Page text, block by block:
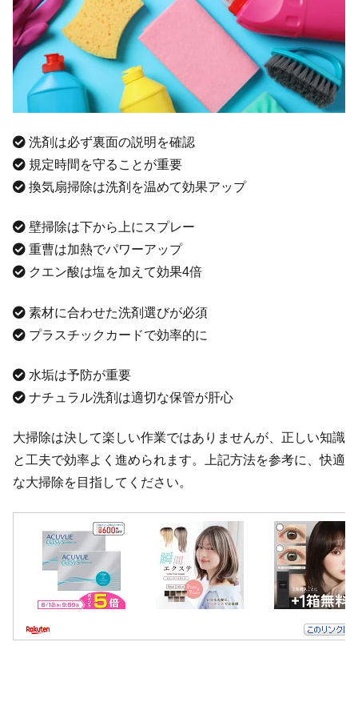
洗剤は必ず裏面の説明を確認
規定時間を守ることが重要
換気扇掃除は洗剤を温めて効果アップ
壁掃除は下から上にスプレー
重曹は加熱でパワーアップ
クエン酸は塩を加えて効果4倍
素材に合わせた洗剤選びが必須
プラスチックカードで効率的に
水垢は予防が重要
ナチュラル洗剤は適切な保管が肝心
大掃除は決して楽しい作業ではありませんが、正しい知識
と工夫で効率よく進められます。上記方法を参考に、快適
な大掃除を目指してください。